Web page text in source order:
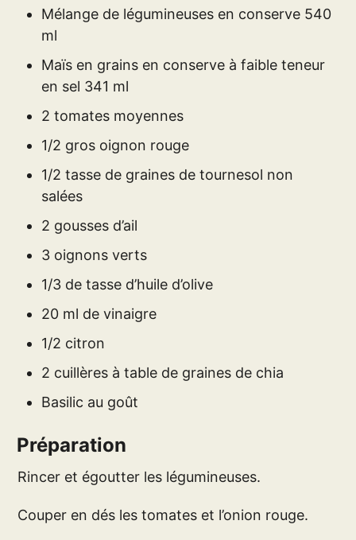
Mélange de légumineuses en conserve 540
ml
Maïs en grains en conserve à faible teneur
en sel 341 ml
2 tomates moyennes
1/2 gros oignon rouge
1/2 tasse de graines de tournesol non
salées
2 gousses d’ail
3 oignons verts
1/3 de tasse d’huile d’olive
20 ml de vinaigre
1/2 citron
2 cuillères à table de graines de chia
Basilic au goût
Préparation
Rincer et égoutter les légumineuses.
Couper en dés les tomates et l’onion rouge.